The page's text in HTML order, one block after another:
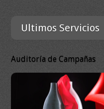
Ultimos Servicios
Auditoría de Campañas